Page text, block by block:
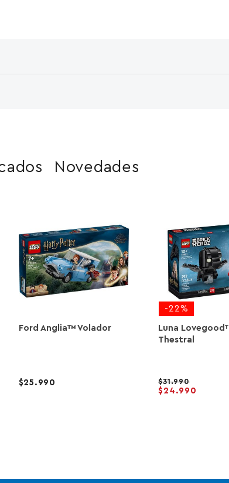
Novedades
Ford Anglia™ Volador
25.990
-22%
Luna
Thestral
31.990
24.990